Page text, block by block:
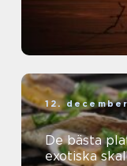
12.
De bästa
exotiska